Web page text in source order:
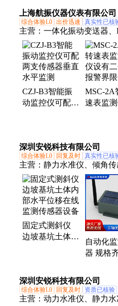
表水压气
上海航振仪器仪表有限公司
综合体验L0 出价迅速 真实性已核
主营： 一体化振动变送器
振动监测仪、转速监测仪
振动速度传感器、HD-ST-3
VMS1120、CZJ-B3、
103B、HY-01、HZS-04、
GBD20
CZJ-B3智能振
动监控仪可配两
MSC-2A
速表监
深圳安锐科技有限公司
综合体验L0 回复及时 真实性已核
主营： 静力水准仪、倾角
降监测系统、结构健康自
系统、加速度传感器、数
固定式测斜仪
边坡基坑土体内
自动化
器 规格
工 品牌
深圳安锐科技有限公司
综合体验L0 回复及时 资质已核验
主营： 动力水准仪、静力